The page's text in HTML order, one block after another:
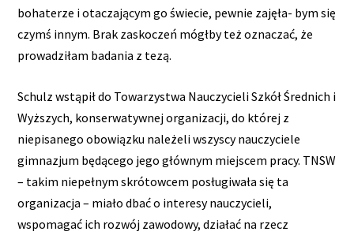
bohaterze i otaczającym go świecie, pewnie zajęła- bym się
czymś innym. Brak zaskoczeń mógłby też oznaczać, że
prowadziłam badania z tezą.
Schulz wstąpił do Towarzystwa Nauczycieli Szkół Średnich i
Wyższych, konserwatywnej organizacji, do której z
niepisanego obowiązku należeli wszyscy nauczyciele
gimnazjum będącego jego głównym miejscem pracy. TNSW
– takim niepełnym skrótowcem posługiwała się ta
organizacja – miało dbać o interesy nauczycieli,
wspomagać ich rozwój zawodowy, działać na rzecz